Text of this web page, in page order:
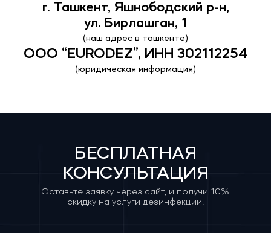
г. Ташкент, Яшнободский р-н,
ул. Бирлашган, 1
(наш адрес в ташкенте)
ООО “EURODEZ”, ИНН 302112254
(юридическая информация)
БЕСПЛАТНАЯ
КОНСУЛЬТАЦИЯ
Оставьте заявку через сайт, и получи 10%
скидку на услуги дезинфекции!